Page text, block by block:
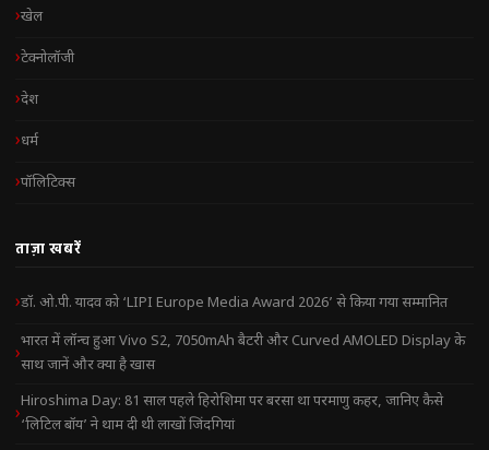
खेल
टेक्नोलॉजी
देश
धर्म
पॉलिटिक्स
ताज़ा खबरें
डॉ. ओ.पी. यादव को ‘LIPI Europe Media Award 2026’ से किया गया सम्मानित
भारत में लॉन्च हुआ Vivo S2, 7050mAh बैटरी और Curved AMOLED Display के
साथ जानें और क्या है खास
Hiroshima Day: 81 साल पहले हिरोशिमा पर बरसा था परमाणु कहर, जानिए कैसे
‘लिटिल बॉय’ ने थाम दी थी लाखों जिंदगियां